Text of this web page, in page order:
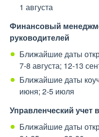
1 августа
Финансовый
руководителей
Ближайшие даты
7-8 августа; 12-13
Ближайшие даты
июня; 2-5 июля
Управленческий учет
Ближайшие даты